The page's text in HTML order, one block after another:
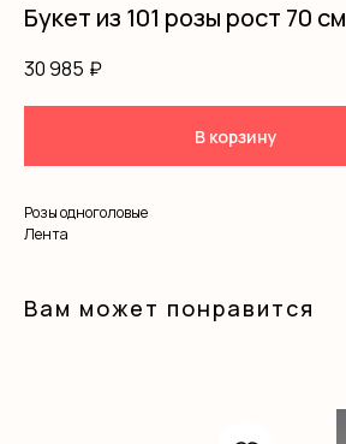
Букет из 101 розы рост 70 см
30 985 ₽
В корзину
Розы одноголовые
Лента
Вам может понравится